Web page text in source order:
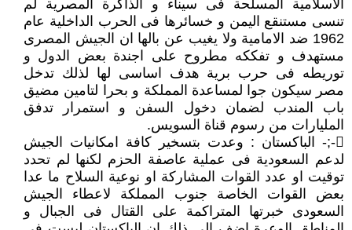
الاسلامية المسلحة فى سيناء و الذاكرة المصرية لم
تنسى مستنقع اليمن و خسائرها فى الحرب الداخلية عام
1962 ضد الامامية ولا يغيب عن بالها ان الجيش المصرى
مستهدف و تفككه مطروح على اجندة بعض الدول و
توريطه فى حرب برية هدف اساسى لها لذلك تدخل
مصر سيكون جوا لمساعدة المملكة و بحرا لتامين مضيق
باب المندب لضمان دخول السفن و استمرار تدفق
المليارات من رسوم قناة السويس.
-;- الباكستان : وعدت بتسخير كافة امكانيات الجيش
لدعم السعودية فى عملية عاصفة الحزم لكنها لم تحدد
توقيت او عدد القوات المشاركة او نوعية السلاح ما عدا
بعض القوات الخاصة جنوب المملكة لاعطاء الجيش
السعودى خبرتها المتراكمة على القتال فى الجبال و